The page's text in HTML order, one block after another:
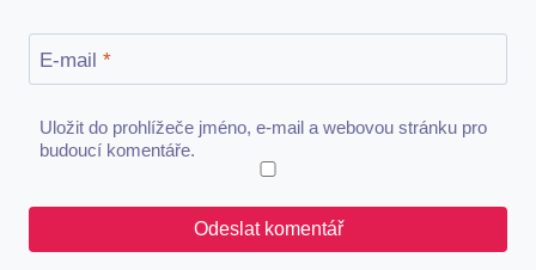
E-mail *
Uložit do prohlížeče jméno, e-mail a webovou stránku pro
budoucí komentáře.